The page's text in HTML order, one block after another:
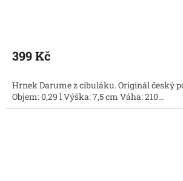
399 Kč
Hrnek Darume z cibuláku. Originál český
Objem: 0,29 l Výška: 7,5 cm Váha: 210...